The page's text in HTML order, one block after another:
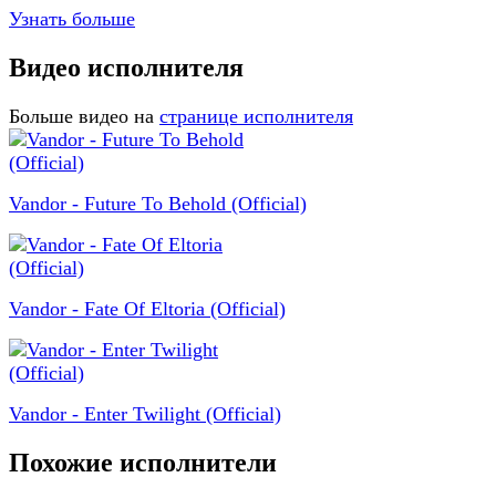
Узнать больше
Видео исполнителя
Больше видео на странице исполнителя
Vandor - Future To Behold (Official)
Vandor - Fate Of Eltoria (Official)
Vandor - Enter Twilight (Official)
Похожие исполнители